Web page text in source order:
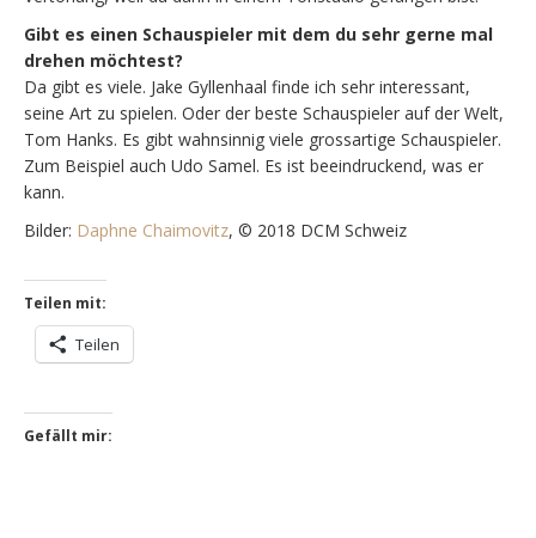
Gibt es einen Schauspieler mit dem du sehr gerne mal
drehen möchtest?
Da gibt es viele. Jake Gyllenhaal finde ich sehr interessant,
seine Art zu spielen. Oder der beste Schauspieler auf der Welt,
Tom Hanks. Es gibt wahnsinnig viele grossartige Schauspieler.
Zum Beispiel auch Udo Samel. Es ist beeindruckend, was er
kann.
Bilder: Daphne Chaimovitz, © 2018 DCM Schweiz
Teilen mit:
Teilen
Gefällt mir: